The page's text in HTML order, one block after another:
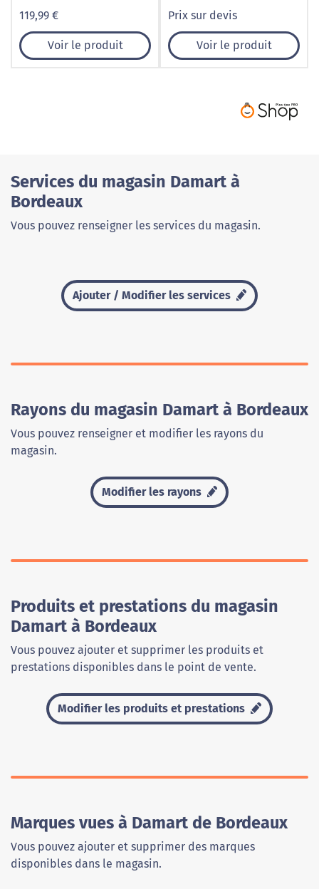
119,99 €
Voir le produit
personnalisable
Prix sur devis
Voir le produit
Services du magasin Damart à
Bordeaux
Vous pouvez renseigner les services du magasin.
Ajouter / Modifier les services
Rayons du magasin Damart à Bordeaux
Vous pouvez renseigner et modifier les rayons du
magasin.
Modifier les rayons
Produits et prestations du magasin
Damart à Bordeaux
Vous pouvez ajouter et supprimer les produits et
prestations disponibles dans le point de vente.
Modifier les produits et prestations
Marques vues à Damart de Bordeaux
Vous pouvez ajouter et supprimer des marques
disponibles dans le magasin.